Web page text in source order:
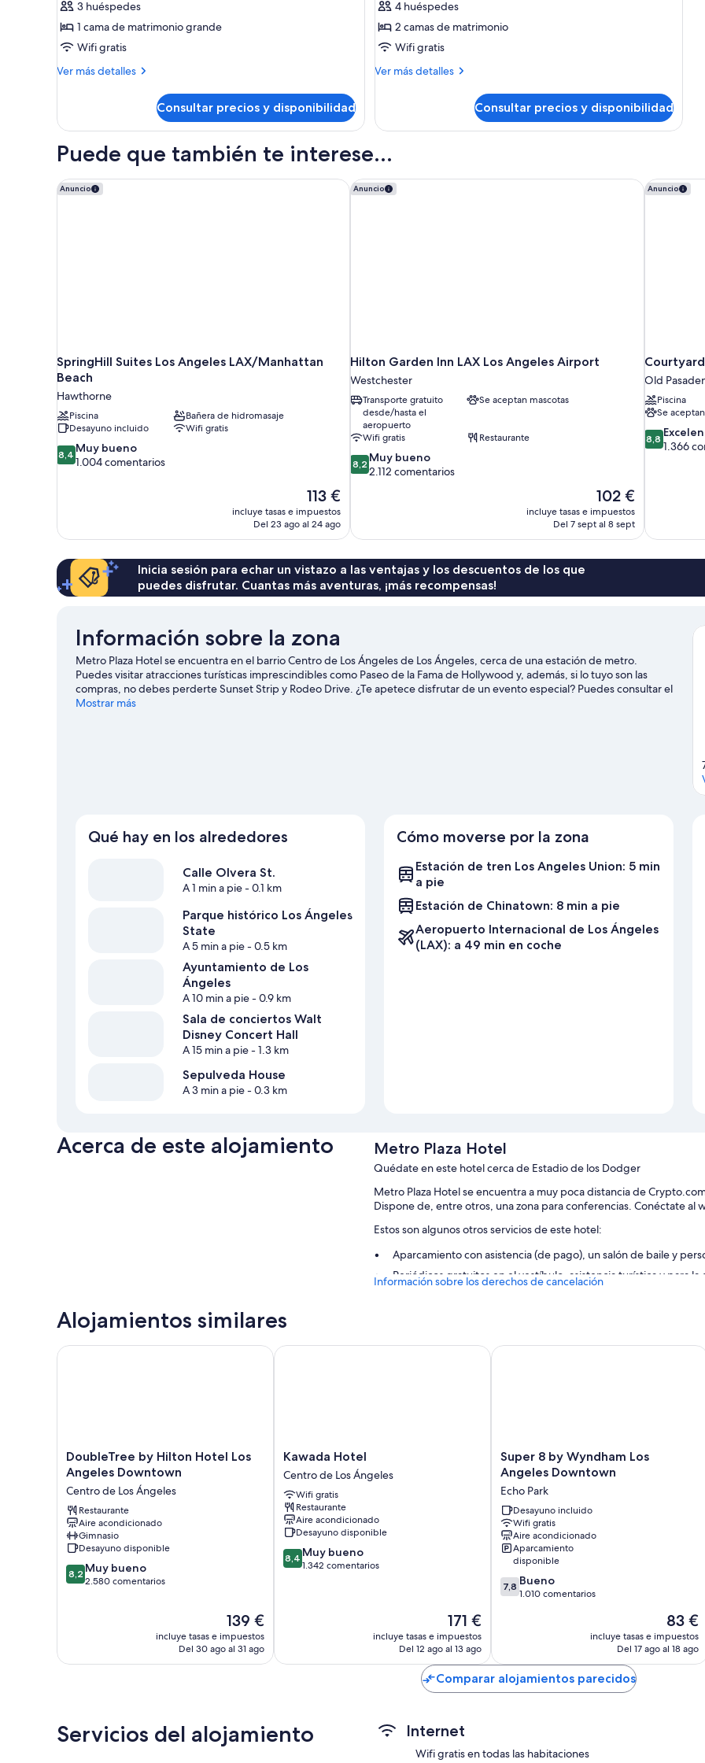
Habitación
estándar,
1
cama
grande
3 huéspedes
1 cama de matrimonio grande
Wifi gratis
Ver más detalles
Más
estándar,
cama
matrimonio
grande
Consultar precios y disponibilidad
Habitación
estándar,
2
camas
4 huéspedes
2 camas de matrimonio
Wifi gratis
Ver más detalles
Más
estándar,
camas
matrimonio
Consultar precios y disponibilidad
Puede que también te interese...
Anuncio
SpringHill Suites Los Angeles LAX/Manhattan
Beach
Hawthorne
Piscina
Bañera de hidromasaje
Desayuno incluido
Wifi gratis
8.4
sobre
8,4 Muy bueno
1.004 comentarios
El
precio
actual
113 €
113 €
incluye tasas e impuestos
Del 23 ago al 24 ago
SpringHill Suites Los Angeles LAX/Manhattan BeachAnuncio
Hilton Garden Inn LAX Los Angeles Airport
Westchester
Transporte gratuito
desde/hasta el
aeropuerto
Se aceptan mascotas
Wifi gratis Restaurante
8.2
sobre
2.112 comentarios
8,2 Muy bueno
2.112 comentarios
El
precio
actual
102 €
102 €
incluye tasas e impuestos
Del 7 sept al 8 sept
Hilton Garden Inn LAX Los Angeles Airport Anuncio
Old
Piscina
Se
8.8
sobre
8,8
1.366
Courtyard
Inicia sesión para echar un vistazo a las ventajas y los descuentos de los que
puedes disfrutar. Cuantas más aventuras, ¡más recompensas!
Información sobre la zona
Metro Plaza Hotel se encuentra en el barrio Centro de Los Ángeles de Los Ángeles, cerca de una estación de metro.
Puedes visitar atracciones turísticas imprescindibles como Paseo de la Fama de Hollywood y, además, si lo tuyo son las
compras, no debes perderte Sunset Strip y Rodeo Drive. ¿Te apetece disfrutar de un evento especial? Puedes consultar el
calendario de Estadio de los Dodger o Crypto.com Arena.
Mostrar más
Qué hay en los alrededores
Calle Olvera St.
A 1 min a pie- 0.1 km
Parque histórico Los Ángeles
State
A 5 min a pie- 0.5 km
Ayuntamiento de Los
Ángeles
A 10 min a pie- 0.9 km
Sala de conciertos Walt
Disney Concert Hall
A 15 min a pie- 1.3 km
Sepulveda House
A 3 min a pie- 0.3 km
Cómo moverse por la zona
Estación de tren Los Angeles Union: 5 min
a pie
Estación de Chinatown: 8 min a pie
Aeropuerto Internacional de Los Ángeles
(LAX): a 49 min en coche
Acerca de este alojamiento Metro Plaza Hotel
Quédate en este hotel cerca de Estadio de los Dodger
Metro Plaza Hotel se encuentra a muy poca distancia de
Dispone de, entre otros, una zona para conferencias. Conéctate al
Estos son algunos otros servicios de este hotel:
Aparcamiento con asistencia (de pago), un salón de baile y
Periódicos gratuitos en el vestíbulo, asistencia turística y para
Características de la habitación
Baños con duchas y bañeras combinadas y artículos de
Televisiones de pantalla plana con canales premium
Frigoríficos, servicio de limpieza diario y teléfonos
Información sobre los derechos de cancelación
Alojamientos similares
DoubleTree
by
Hilton
Hotel
Los
Angeles
Downtown
Centro
de
Los
DoubleTree by Hilton Hotel Los
Angeles Downtown
Centro de Los Ángeles
Restaurante
Aire acondicionado
Gimnasio
Desayuno disponible
8.2
sobre
2.580 comentarios
8,2 Muy bueno
2.580 comentarios
El
precio
actual
139 €
incluye tasas e impuestos
Del 30 ago al 31 ago
DoubleTree by Hilton Hotel Los Angeles Downtown
Kawada
Hotel
Centro
de
Los
Ángeles
Kawada Hotel
Centro de Los Ángeles
Wifi gratis
Restaurante
Aire acondicionado
Desayuno disponible
8.4
sobre
8,4 Muy bueno
1.342 comentarios
El
precio
actual
de
171 €
171 €
incluye tasas e impuestos
Del 12 ago al 13 ago
Kawada Hotel
Super
8
Wyndham
Los
Angeles
Downtown
Echo
Park
Super 8 by Wyndham Los
Angeles Downtown
Echo Park
Desayuno incluido
Wifi gratis
Aire acondicionado
Aparcamiento
disponible
7.8
sobre
7,8 Bueno
1.010 comentarios
El
precio
actual
83 €
incluye tasas e impuestos
Del 17 ago al 18 ago
Super 8 by Wyndham Los Angeles
Comparar alojamientos parecidos
Servicios del alojamiento Internet
Wifi gratis en todas las habitaciones